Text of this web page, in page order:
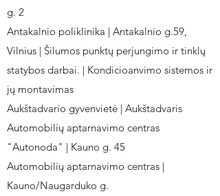
g. 2
Antakalnio poliklinika | Antakalnio g.59,
Vilnius | Šilumos punktų perjungimo ir tinklų
statybos darbai. | Kondicioanvimo sistemos ir
jų montavimas
Aukštadvario gyvenvietė | Aukštadvaris
Automobilių aptarnavimo centras
"Autonoda" | Kauno g. 45
Automobilių aptarnavimo centras |
Kauno/Naugarduko g.